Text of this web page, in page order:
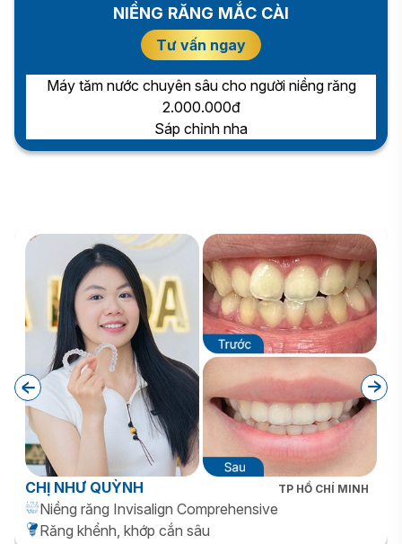
NIỀNG RĂNG MẮC CÀI
Tư vấn ngay
Máy tăm nước chuyên sâu cho người niềng răng
2.000.000đ
Sáp chỉnh nha
CHỊ NHƯ QUỲNH
Niềng răng Invisalign Comprehensive
Răng khểnh, khớp cắn sâu
TP HỒ CHÍ MINH